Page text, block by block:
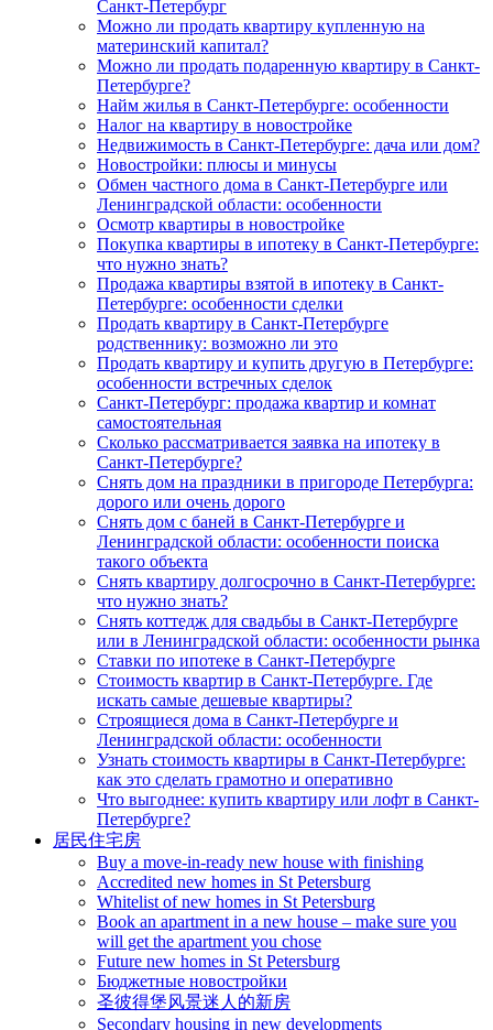
Санкт-Петербург
Можно ли продать квартиру купленную на
материнский капитал?
Можно ли продать подаренную квартиру в Санкт-
Петербурге?
Найм жилья в Санкт-Петербурге: особенности
Налог на квартиру в новостройке
Недвижимость в Санкт-Петербурге: дача или дом?
Новостройки: плюсы и минусы
Обмен частного дома в Санкт-Петербурге или
Ленинградской области: особенности
Осмотр квартиры в новостройке
Покупка квартиры в ипотеку в Санкт-Петербурге:
что нужно знать?
Продажа квартиры взятой в ипотеку в Санкт-
Петербурге: особенности сделки
Продать квартиру в Санкт-Петербурге
родственнику: возможно ли это
Продать квартиру и купить другую в Петербурге:
особенности встречных сделок
Санкт-Петербург: продажа квартир и комнат
самостоятельная
Сколько рассматривается заявка на ипотеку в
Санкт-Петербурге?
Снять дом на праздники в пригороде Петербурга:
дорого или очень дорого
Снять дом с баней в Санкт-Петербурге и
Ленинградской области: особенности поиска
такого объекта
Снять квартиру долгосрочно в Санкт-Петербурге:
что нужно знать?
Снять коттедж для свадьбы в Санкт-Петербурге
или в Ленинградской области: особенности рынка
Ставки по ипотеке в Санкт-Петербурге
Стоимость квартир в Санкт-Петербурге. Где
искать самые дешевые квартиры?
Строящиеся дома в Санкт-Петербурге и
Ленинградской области: особенности
Узнать стоимость квартиры в Санкт-Петербурге:
как это сделать грамотно и оперативно
Что выгоднее: купить квартиру или лофт в Санкт-
Петербурге?
居民住宅房
Buy a move-in-ready new house with finishing
Accredited new homes in St Petersburg
Whitelist of new homes in St Petersburg
Book an apartment in a new house – make sure you
will get the apartment you chose
Future new homes in St Petersburg
Бюджетные новостройки
圣彼得堡风景迷人的新房
Secondary housing in new developments